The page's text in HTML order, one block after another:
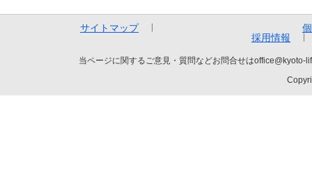
サイトマップ
採用情報
当ページに関するご意見・質問などお問合せは